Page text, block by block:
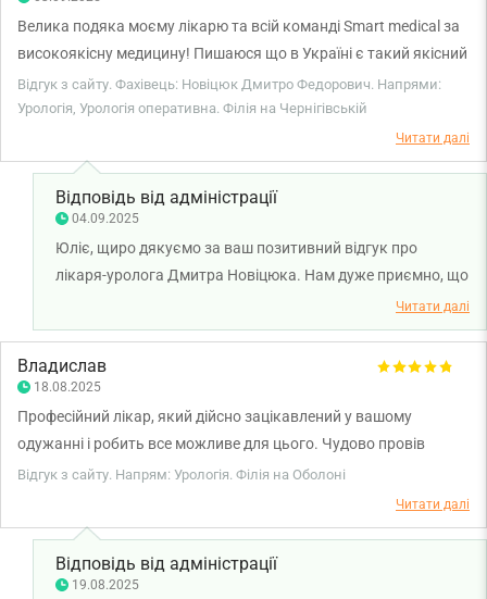
Велика подяка моєму лікарю та всій команді Smart medical за
високоякісну медицину! Пишаюся що в Україні є такий якісний
сервіс! Дуже обладнана клініка, гарний персонал, гарний
операційний протокол. З повагою, Юлія.
Відгук з сайту. Фахівець: Новіцюк Дмитро Федорович. Напрями:
Урологія, Урологія оперативна. Філія на Чернігівській
Читати далі
Відповідь від адміністрації
04.09.2025
Юліє, щиро дякуємо за ваш позитивний відгук про
лікаря-уролога Дмитра Новіцюка. Нам дуже приємно, що
ви високо оцінили роботу лікаря, команди та сервіс
клініки. Ми пишаємося можливістю надавати медичну
допомогу на високому рівні та завжди раді бути поруч,
коли це потрібно. Бажаємо Вам міцного здоров’я!
Читати далі
Владислав
18.08.2025
Професійний лікар, який дійсно зацікавлений у вашому
одужанні і робить все можливе для цього. Чудово провів
складну операцію, за що йому дуже вдячний!
Відгук з сайту. Напрям: Урологія. Філія на Оболоні
Читати далі
Відповідь від адміністрації
19.08.2025